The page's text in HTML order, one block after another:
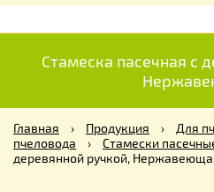
Стамеска пасечная с
Главная › Продукция › Для
пчеловода
› Стамески
деревянной ручкой,